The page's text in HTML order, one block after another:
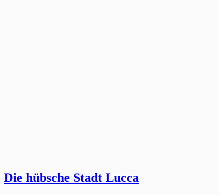
Die hübsche Stadt Lucca